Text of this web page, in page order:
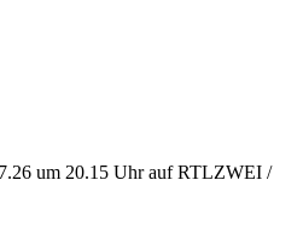
um 20.15 Uhr auf RTLZWEI /